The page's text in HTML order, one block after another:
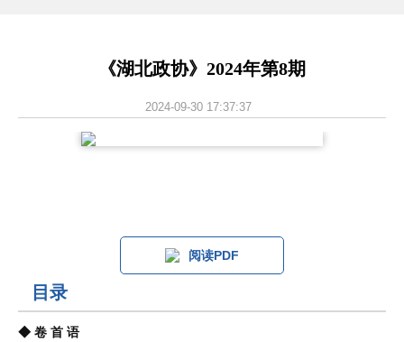
《湖北政协》2024年第8期
2024-09-30 17:37:37
阅读PDF
目录
◆ 卷 首 语